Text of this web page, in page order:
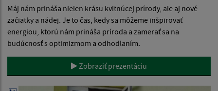
Máj nám prináša nielen krásu kvitnúcej prírody, ale aj nové
začiatky a nádej. Je to čas, kedy sa môžeme inšpirovať
energiou, ktorú nám prináša príroda a zamerať sa na
budúcnosť s optimizmom a odhodlaním.
Zobraziť prezentáciu